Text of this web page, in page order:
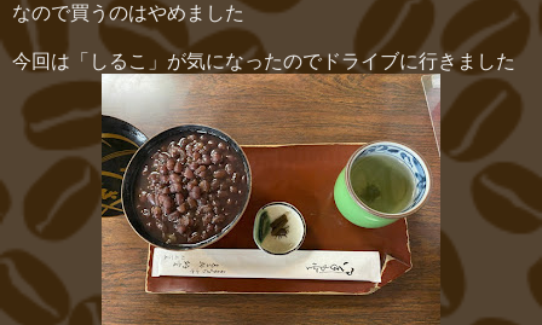
なので買うのはやめました
今回は「しるこ」が気になったのでドライブに行きました